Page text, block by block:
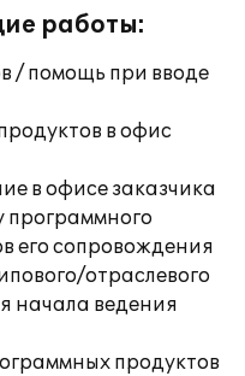
работы:
/ помощь при вводе
в офис
в офисе заказчика
программного
его сопровождения
отраслевого
начала ведения
продуктов